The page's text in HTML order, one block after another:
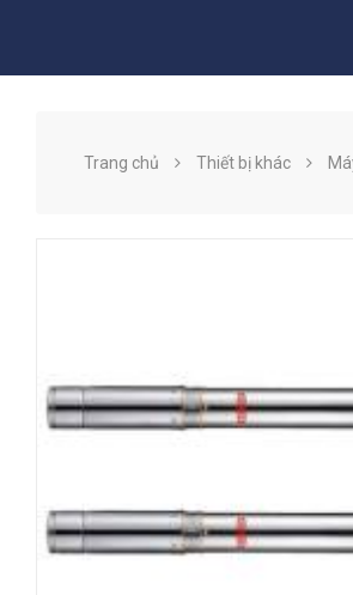
Trang chủ Thiết bị khác